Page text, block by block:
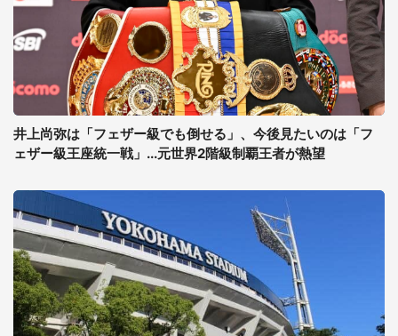
井上尚弥は「フェザー級でも倒せる」、今後見たいのは「フ
ェザー級王座統一戦」...元世界2階級制覇王者が熱望